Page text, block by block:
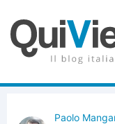
Paolo